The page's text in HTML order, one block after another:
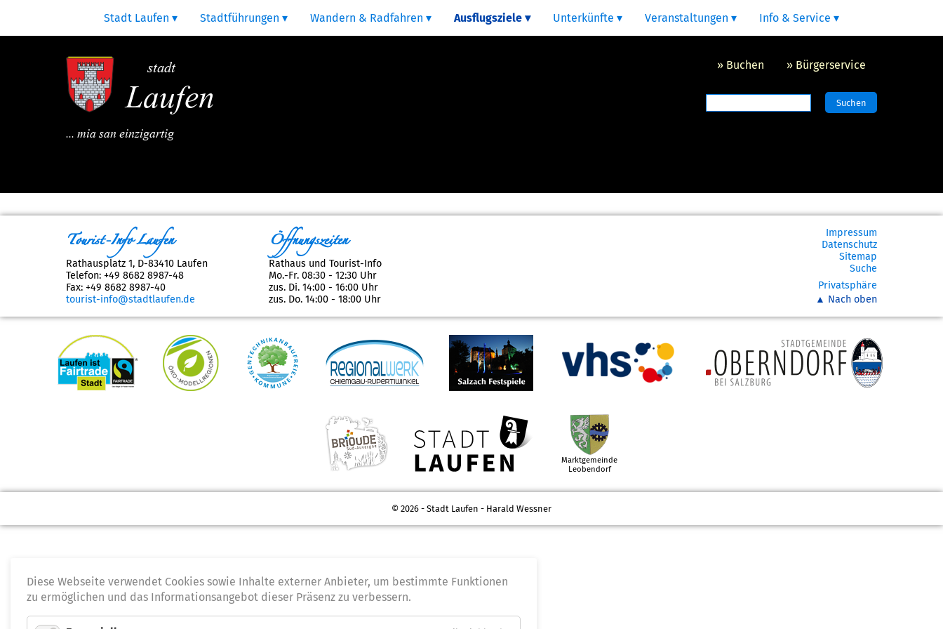
Stadt Laufen Stadtführungen Wandern & Radfahren Ausflugsziele Unterkünfte Veranstaltungen Info & Service
stadt
Laufen
... mia san einzigartig
Buchen Bürgerservice
Suchen
Tourist-Info Laufen
Rathausplatz 1, D-83410 Laufen
Telefon: +49 8682 8987-48
Fax: +49 8682 8987-40
tourist-info@stadtlaufen.de
Öffnungszeiten
Rathaus und Tourist-Info
Mo.-Fr. 08:30 - 12:30 Uhr
zus. Di. 14:00 - 16:00 Uhr
zus. Do. 14:00 - 18:00 Uhr
Navigation
überspringen
Impressum
Datenschutz
Sitemap
Suche
Privatsphäre
▲ Nach oben
Marktgemeinde
Leobendorf
© 2026 - Stadt Laufen - Harald Wessner
Diese Webseite verwendet Cookies sowie Inhalte externer Anbieter, um bestimmte Funktionen
zu ermöglichen und das Informationsangebot dieser Präsenz zu verbessern.